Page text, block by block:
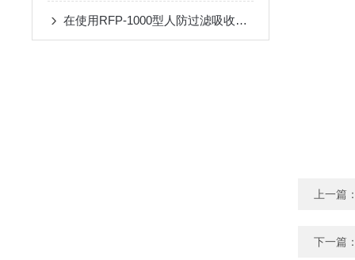
在使用RFP-1000型人防过滤吸收器时需要遵循的安全操作规程
上一篇
下一篇